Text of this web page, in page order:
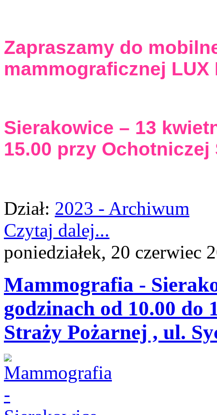
Zapraszamy do
mammograficznej LUX
Sierakowice – 13
15.00 przy
Dział: 2023 - Archiwum
Czytaj dalej...
poniedziałek, 20 czerwiec
Mammografia -
godzinach od 10.00 do
Straży Pożarnej , ul.